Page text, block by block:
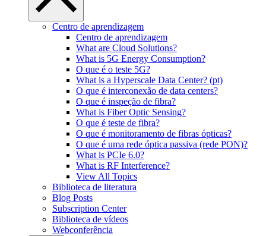
Centro de aprendizagem
Centro de aprendizagem
What are Cloud Solutions?
What is 5G Energy Consumption?
O que é o teste 5G?
What is a Hyperscale Data Center? (pt)
O que é interconexão de data centers?
O que é inspeção de fibra?
What is Fiber Optic Sensing?
O que é teste de fibra?
O que é monitoramento de fibras ópticas?
O que é uma rede óptica passiva (rede PON)?
What is PCIe 6.0?
What is RF Interference?
View All Topics
Biblioteca de literatura
Blog Posts
Subscription Center
Biblioteca de vídeos
Webconferência